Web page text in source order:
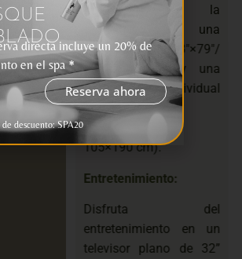
Deléitese con la
comodidad de una
cama Queen (63″×79″/
160×200 cm) y una
cama individual
opcional
(41.33″×74.80″/
105×190 cm).
Entretenimiento:
Disfruta del
entretenimiento en un
televisor plano de 32”
directa incluye un 20% de
en el spa *
descuento: SPA20
Reserva ahora